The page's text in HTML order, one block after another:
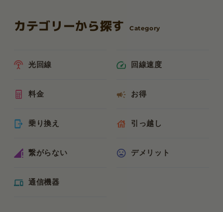
カテゴリーから探す
光回線 回線速度
料金 お得
乗り換え 引っ越し
繋がらない デメリット
通信機器